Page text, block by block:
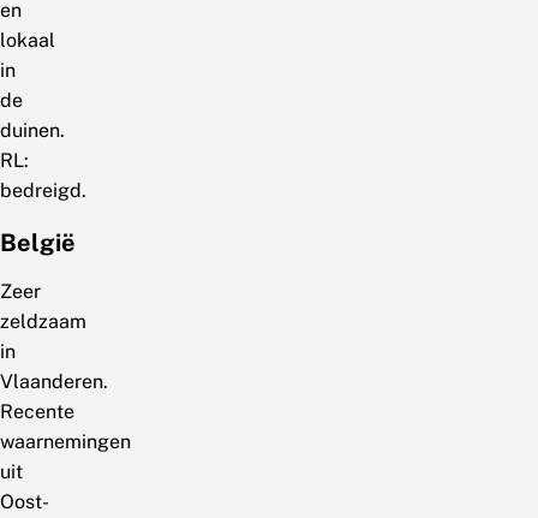
en
lokaal
in
de
duinen.
RL:
bedreigd.
België
Zeer
zeldzaam
in
Vlaanderen.
Recente
waarnemingen
uit
Oost-